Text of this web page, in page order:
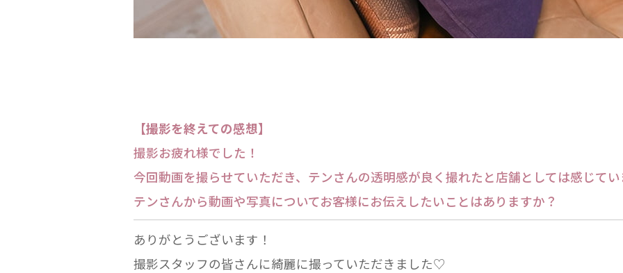
【撮影を終えての感想】
撮影お疲れ様でした！
今回動画を撮らせていただき、テンさんの透明感が良く撮れたと店舗としては感じてい
テンさんから動画や写真についてお客様にお伝えしたいことはありますか？
ありがとうございます！
撮影スタッフの皆さんに綺麗に撮っていただきました♡